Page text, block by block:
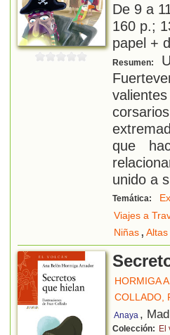
De 9 a
160 p.;
papel +
Resumen:
que
unido a
Temática:
Viajes a
Niñas,
HORMIGA
COLLADO,
Anaya ,
Colección: El